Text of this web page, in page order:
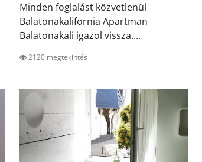
Minden foglalást közvetlenül
Balatonakalifornia Apartman
Balatonakali igazol vissza....
2120 megtekintés